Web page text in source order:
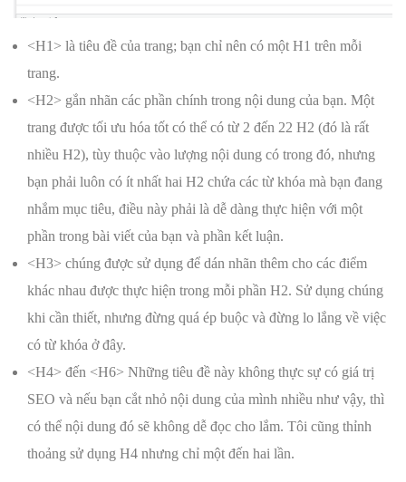
<H1> là tiêu đề của trang; bạn chỉ nên có một H1 trên mỗi
trang.
<H2> gắn nhãn các phần chính trong nội dung của bạn. Một
trang được tối ưu hóa tốt có thể có từ 2 đến 22 H2 (đó là rất
nhiều H2), tùy thuộc vào lượng nội dung có trong đó, nhưng
bạn phải luôn có ít nhất hai H2 chứa các từ khóa mà bạn đang
nhắm mục tiêu, điều này phải là dễ dàng thực hiện với một
phần trong bài viết của bạn và phần kết luận.
<H3> chúng được sử dụng để dán nhãn thêm cho các điểm
khác nhau được thực hiện trong mỗi phần H2. Sử dụng chúng
khi cần thiết, nhưng đừng quá ép buộc và đừng lo lắng về việc
có từ khóa ở đây.
<H4> đến <H6> Những tiêu đề này không thực sự có giá trị
SEO và nếu bạn cắt nhỏ nội dung của mình nhiều như vậy, thì
có thể nội dung đó sẽ không dễ đọc cho lắm. Tôi cũng thỉnh
thoảng sử dụng H4 nhưng chỉ một đến hai lần.